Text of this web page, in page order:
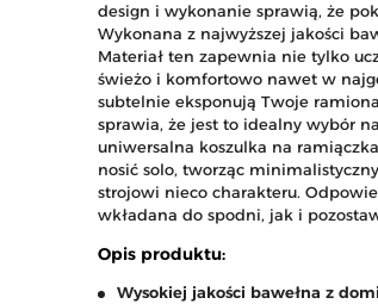
design i wykonanie sprawią, że
Wykonana z najwyższej jakości
Materiał ten zapewnia nie tylko
świeżo i komfortowo nawet w
subtelnie eksponują Twoje
sprawia, że jest to idealny wybór
uniwersalna koszulka na
nosić solo, tworząc
strojowi nieco charakteru.
wkładana do spodni, jak i
Opis produktu:
Wysokiej jakości bawełna z